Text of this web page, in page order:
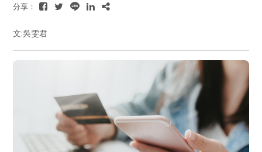
分享：
文:吳雯君